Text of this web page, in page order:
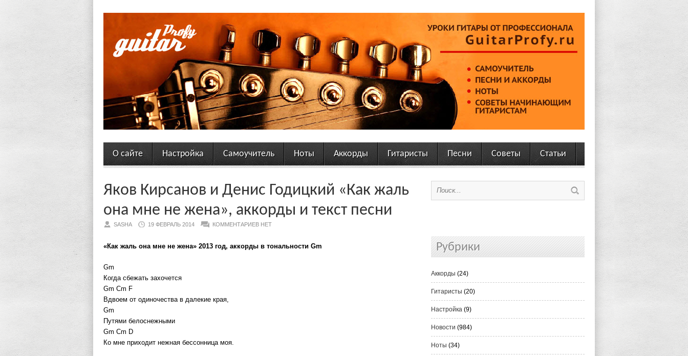
О сайте Настройка Самоучитель Ноты Аккорды Гитаристы Песни Советы Статьи
Яков Кирсанов и Денис Годицкий «Как жаль
она мне не жена», аккорды и текст песни
SASHA 19 ФЕВРАЛЬ 2014 КОММЕНТАРИЕВ НЕТ
«Как жаль она мне не жена» 2013 год, аккорды в тональности Gm
Gm
Когда сбежать захочется
Gm Cm F
Вдвоем от одиночества в далекие края,
Gm
Путями белоснежными
Gm Cm D
Ко мне приходит нежная бессонница моя.
Рубрики
Аккорды (24)
Гитаристы (20)
Настройка (9)
Новости (984)
Ноты (34)